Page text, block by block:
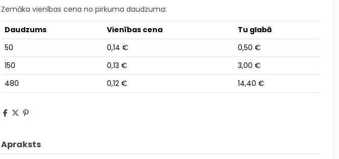
Zemāka vienības cena no pirkuma daudzuma:
Daudzums
Vienības cena
Tu glabā
50
0,14 €
0,50 €
150
0,13 €
3,00 €
480
0,12 € 14,40 €
Apraksts